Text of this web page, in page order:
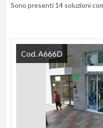
Sono presenti 14 soluzioni
Cod. A666D